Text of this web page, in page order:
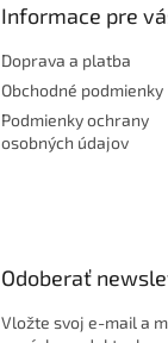
Informace pre
Doprava a platba
Obchodné podmienky
Podmienky ochrany
osobných údajov
Odoberať
Vložte svoj e-mail a